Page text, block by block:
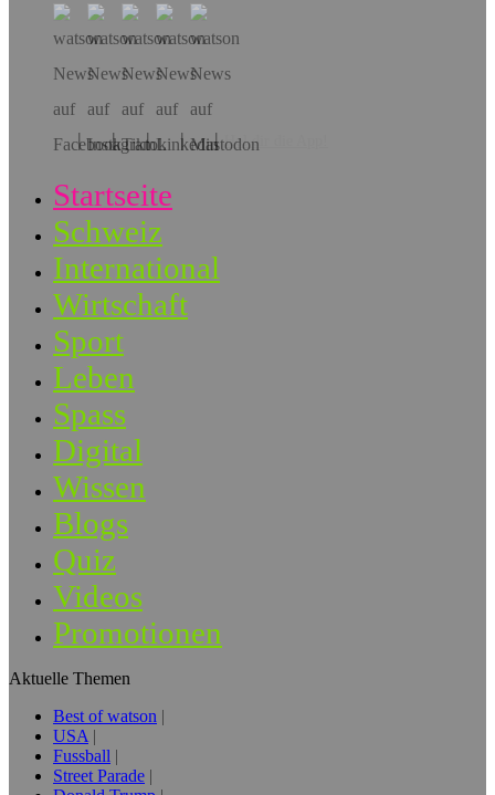
Hol dir die App!
Startseite
Schweiz
International
Wirtschaft
Sport
Leben
Spass
Digital
Wissen
Blogs
Quiz
Videos
Promotionen
Aktuelle Themen
Best of watson
USA
Fussball
Street Parade